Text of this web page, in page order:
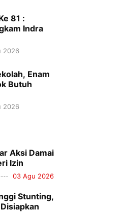
81 :
Indra
2026
Enam
Butuh
2026
Aksi Damai
Izin
03 Agu 2026
Stunting,